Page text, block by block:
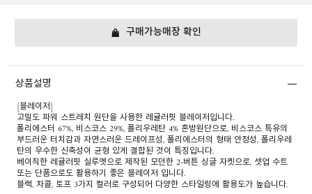
구매가능매장 확인
상품설명
[블레이저]
고밀도 파워 스트레치 원단을 사용한 레귤러핏 블레이저입니다.
폴리에스터 67%, 비스코스 29%, 폴리우레탄 4% 혼방원단으로, 비스코스 특유의
부드러운 터치감과 자연스러운 드레이프성, 폴리에스터의 형태 안정성, 폴리우레
탄의 우수한 신축성이 균형 있게 결합된 것이 특징입니다.
베이직한 레귤러핏 실루엣으로 제작된 모던한 2-버튼 싱글 자켓으로, 셋업 수트
또는 단품으로도 활용하기 좋은 블레이저 입니다.
블랙, 차콜, 토프 3가지 컬러로 구성되어 다양한 스타일링에 활용도가 높습니다.